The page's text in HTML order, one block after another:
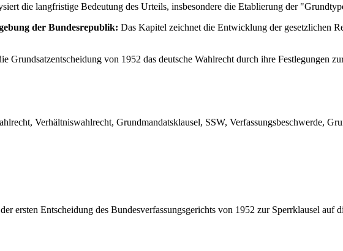
die langfristige Bedeutung des Urteils, insbesondere die Etablierung der
der Bundesrepublik: Das Kapitel zeichnet die Entwicklung der gesetzlichen
Grundsatzentscheidung von 1952 das deutsche Wahlrecht durch ihre Festlegungen
Verhältniswahlrecht, Grundmandatsklausel, SSW, Verfassungsbeschwerde,
ersten Entscheidung des Bundesverfassungsgerichts von 1952 zur Sperrklausel auf